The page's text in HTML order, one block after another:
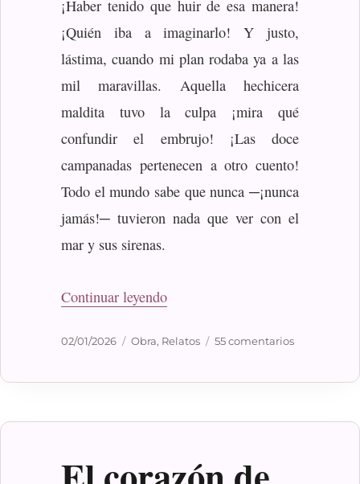
¡Haber tenido que huir de esa manera!
¡Quién iba a imaginarlo! Y justo,
lástima, cuando mi plan rodaba ya a las
mil maravillas. Aquella hechicera
maldita tuvo la culpa ¡mira qué
confundir el embrujo! ¡Las doce
campanadas pertenecen a otro cuento!
Todo el mundo sabe que nunca ─¡nunca
jamás!─ tuvieron nada que ver con el
mar y sus sirenas.
Continuar leyendo«Escamada»
Publicado
02/01/2026 Categorías
Obra, Relatos 55 comentariosen